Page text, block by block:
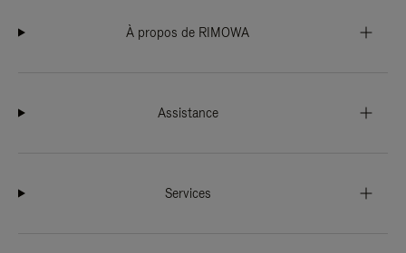
À propos de RIMOWA
Assistance
Services